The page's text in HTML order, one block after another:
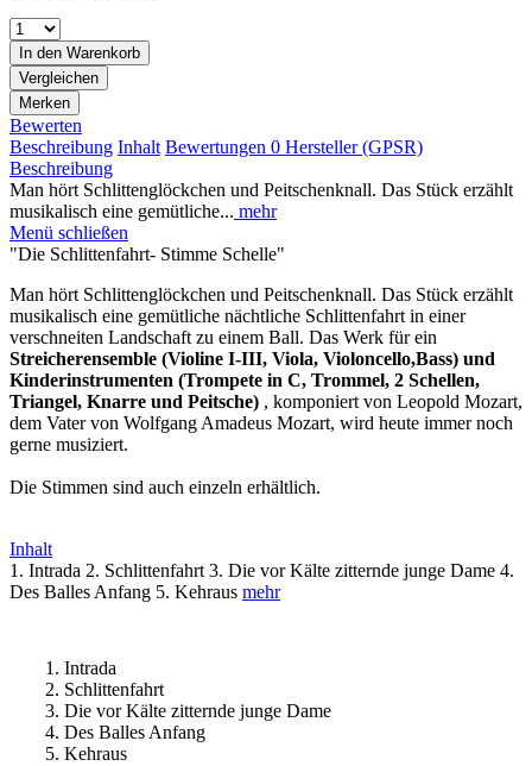
In den Warenkorb
Vergleichen
Merken
Bewerten
Beschreibung Inhalt Bewertungen 0 Hersteller (GPSR)
Beschreibung
Man hört Schlittenglöckchen und Peitschenknall. Das Stück erzählt
musikalisch eine gemütliche... mehr
Menü schließen
"Die Schlittenfahrt- Stimme Schelle"
Man hört Schlittenglöckchen und Peitschenknall. Das Stück erzählt
musikalisch eine gemütliche nächtliche Schlittenfahrt in einer
verschneiten Landschaft zu einem Ball. Das Werk für ein
Streicherensemble (Violine I-III, Viola, Violoncello,Bass) und
Kinderinstrumenten (Trompete in C, Trommel, 2 Schellen,
Triangel, Knarre und Peitsche) , komponiert von Leopold Mozart,
dem Vater von Wolfgang Amadeus Mozart, wird heute immer noch
gerne musiziert.
Die Stimmen sind auch einzeln erhältlich.
Inhalt
1. Intrada 2. Schlittenfahrt 3. Die vor Kälte zitternde junge Dame 4.
Des Balles Anfang 5. Kehraus mehr
1. Intrada
2. Schlittenfahrt
3. Die vor Kälte zitternde junge Dame
4. Des Balles Anfang
5. Kehraus